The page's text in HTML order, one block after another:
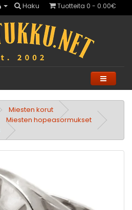
Haku Tuotteita 0 - 0.00€
Miesten korut
Miesten hopeasormukset